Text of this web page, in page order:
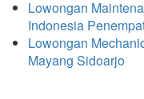
Lowongan
Indonesia
Lowongan
Mayang Sidoarjo